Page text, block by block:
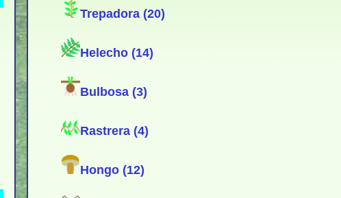
Trepadora (20)
Helecho (14)
Bulbosa (3)
Rastrera (4)
Hongo (12)